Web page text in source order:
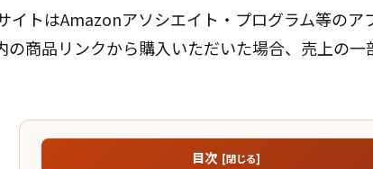
イトはAmazonアソシエイト・プログラム等の
の商品リンクから購入いただいた場合、売上の
目次